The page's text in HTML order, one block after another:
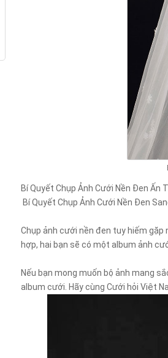
Bí Quyết Chụp Ảnh Cưới Nền Đen Ấn
Bí Quyết Chụp Ảnh Cưới Nền Đen
Chụp ảnh cưới nền đen tuy hiếm
hợp, hai bạn sẽ có một album ảnh
Nếu bạn mong muốn bộ ảnh mang
album cưới. Hãy cùng Cưới hỏi Việt